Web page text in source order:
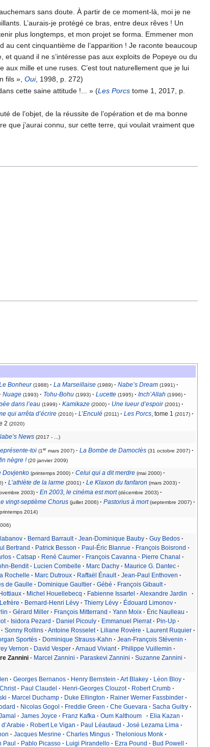
sans doute. À partir de ce moment-là, moi je ne
L’aurais-je protégé ce bras, entre deux rêves ! Un
plus longtemps, et mon projet se forma. Emmener mon
cent cinquantième de l’apparition ! Je raconte beaucoup
et quand il ne s’intéresse pas aux exploits de Popeye ou du
aux mille et une ruses. C’est tout naturellement que je lui
fils »,Oui, 1998, p. 272)
cette saine attitude !... » (Les Porcs tome 1, 2017, p.
de l’objet, de la réussite de l’opération et de ma bonne
que j’aurai connu, sur cette terre, qui voulait vraiment que
Bonheur (1988) · La Marseillaise (1989) · Nabe’s Dream (1991) ·
Nuage (1993) · Tohu-Bohu (1993) · Lucette (1995) · Inch’Allah (1996) ·
dans l’eau (1999) · Kamikaze (2000) · Une lueur d’espoir (2001) ·
qui arrêta d’écrire (2010) · L’Enculé (2011) · Les Porcs, tome 1 (2017) ·
2 (2020)
News (2017 - ...)
toi (1ermars 2007) · La Bombe de Damoclès (31 octobre 2007) ·
nègre ! (20 janvier 2009)
Dovjenko (printemps 2000) · Celui qui a dit merdre (mai 2000) ·
· L’athlète de la larme (2001) · Le Klaxon du fanfaron (mars 2003) ·
2003) · En 2003, le cinéma est mort (décembre 2003) ·
vingt-septième Chorus (juillet 2006) · Pastorius à mort (septembre 2007) ·
2014)
· Bernard Barrault · Jean-Dominique Bauby · Guy Bedos ·
Bertrand · Patrick Besson · Paul-Éric Blanrue · François Boisrond ·
· Catsap · René Caumer · François Cavanna · Pierre Chanal ·
Bendit · Lucien Combelle · Marc Dachy · Maurice G. Dantec ·
Rochelle · Marc Dutroux · Raffaël Énault · Jean-Paul Enthoven ·
de Gaulle · Dominique Gaultier · Gébé · François Gibault ·
· Michel Houellebecq · Fabienne Issartel · Alexandre Jardin
·
· Bernard-Henri Lévy · Thierry Lévy · Édouard Limonov ·
· Gérard Miller · François Mitterrand · Yann Moix · Éric Naulleau ·
· Isidora Pezard · Daniel Picouly · Emmanuel Pierrat · Pin-Up ·
· Sonny Rollins · Antoine Rosselet · Liliane Rovère · Laurent Ruquier ·
Sportès · Dominique Strauss-Kahn · Jean-François Stévenin ·
Vernon · David Vesper · Arnaud Viviant · Philippe Vuillemin ·
Zannini · Marcel Zannini · Paraskevi Zannini · Suzanne Zannini ·
· Georges Bernanos · Henry Bernstein · Art Blakey · Léon Bloy ·
· Paul Claudel · Henri-Georges Clouzot · Robert Crumb ·
· Marcel Duchamp · Duke Ellington · Rainer Werner Fassbinder ·
· Nicolas Gogol · Freddie Green · Che Guevara · Sacha Guitry ·
· James Joyce · Franz Kafka · Oum Kalthoum · Elia Kazan ·
· Robert Le Vigan · Paul Léautaud · José Lezama Lima ·
· Jacques Mesrine · Charles Mingus · Thelonious Monk ·
Paul · Pablo Picasso · Luigi Pirandello · Ezra Pound · Bud Powell ·